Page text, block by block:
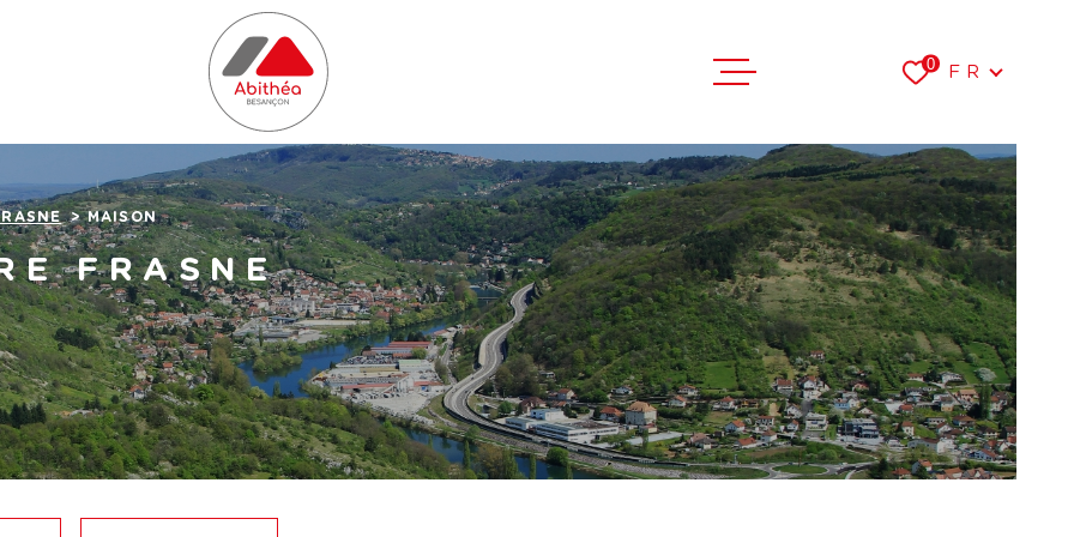
LOCATIONS
FAIRE
L'AGENCE
CONTACT
0 Langue
FR
MAISON
FRASNE